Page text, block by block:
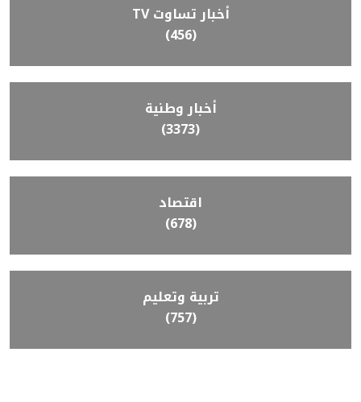
أخبار تساوت TV
(456)
أخبار وطنية
(3373)
اقتصاد
(678)
تربية وتعليم
(757)